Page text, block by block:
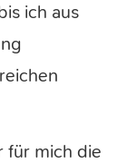
ich aus
für mich die